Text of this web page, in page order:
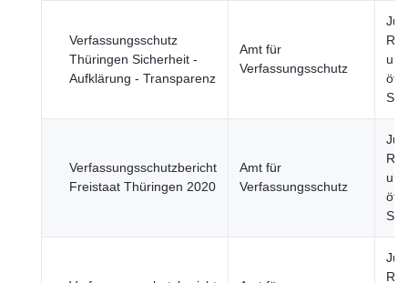
Verfassungsschutz
Thüringen Sicherheit -
Aufklärung - Transparenz
Amt für
Verfassungsschutz
und
Verfassungsschutzbericht
Freistaat Thüringen 2020
Amt für
Verfassungsschutz
und